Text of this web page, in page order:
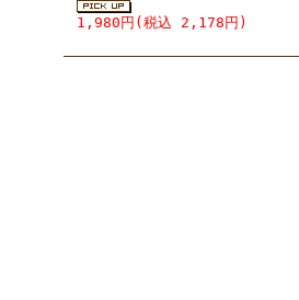
1,980円(税込 2,178円)